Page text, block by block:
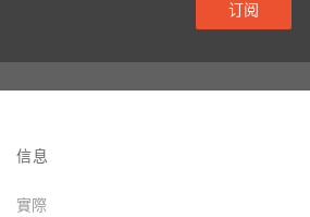
订阅
信息
實際